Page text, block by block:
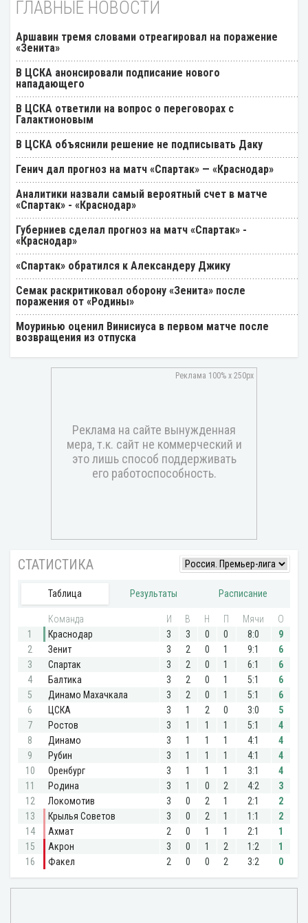
ГЛАВНЫЕ НОВОСТИ
Аршавин тремя словами отреагировал на поражение
«Зенита»
В ЦСКА анонсировали подписание нового
нападающего
В ЦСКА ответили на вопрос о переговорах с
Галактионовым
В ЦСКА объяснили решение не подписывать Даку
Генич дал прогноз на матч «Спартак» — «Краснодар»
Аналитики назвали самый вероятный счет в матче
«Спартак» - «Краснодар»
Губерниев сделал прогноз на матч «Спартак» -
«Краснодар»
«Спартак» обратился к Александеру Джику
Семак раскритиковал оборону «Зенита» после
поражения от «Родины»
Моуринью оценил Винисиуса в первом матче после
возвращения из отпуска